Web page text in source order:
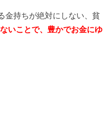
金持ちが絶対にしない、貧
いことで、豊かでお金にゆ